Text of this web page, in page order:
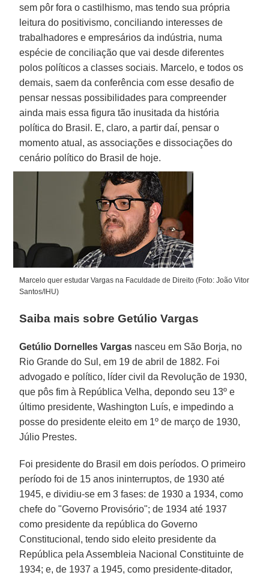
sem pôr fora o castilhismo, mas tendo sua própria
leitura do positivismo, conciliando interesses de
trabalhadores e empresários da indústria, numa
espécie de conciliação que vai desde diferentes
polos políticos a classes sociais. Marcelo, e todos os
demais, saem da conferência com esse desafio de
pensar nessas possibilidades para compreender
ainda mais essa figura tão inusitada da história
política do Brasil. E, claro, a partir daí, pensar o
momento atual, as associações e dissociações do
cenário político do Brasil de hoje.
Marcelo quer estudar Vargas na Faculdade de Direito (Foto: João Vitor
Santos/IHU)
Saiba mais sobre Getúlio Vargas
Getúlio Dornelles Vargas nasceu em São Borja, no
Rio Grande do Sul, em 19 de abril de 1882. Foi
advogado e político, líder civil da Revolução de 1930,
que pôs fim à República Velha, depondo seu 13º e
último presidente, Washington Luís, e impedindo a
posse do presidente eleito em 1º de março de 1930,
Júlio Prestes.
Foi presidente do Brasil em dois períodos. O primeiro
período foi de 15 anos ininterruptos, de 1930 até
1945, e dividiu-se em 3 fases: de 1930 a 1934, como
chefe do "Governo Provisório"; de 1934 até 1937
como presidente da república do Governo
Constitucional, tendo sido eleito presidente da
República pela Assembleia Nacional Constituinte de
1934; e, de 1937 a 1945, como presidente-ditador,